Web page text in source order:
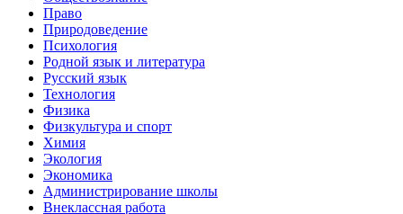
Право
Природоведение
Психология
Родной язык и литература
Русский язык
Технология
Физика
Физкультура и спорт
Химия
Экология
Экономика
Администрирование школы
Внеклассная работа